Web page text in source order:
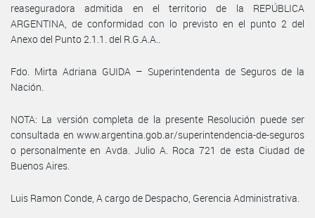
reaseguradora admitida en el territorio de la REPÚBLICA
ARGENTINA, de conformidad con lo previsto en el punto 2 del
Anexo del Punto 2.1.1. del R.G.A.A..
Fdo. Mirta Adriana GUIDA – Superintendenta de Seguros de la
Nación.
NOTA: La versión completa de la presente Resolución puede ser
consultada en www.argentina.gob.ar/superintendencia-de-seguros
o personalmente en Avda. Julio A. Roca 721 de esta Ciudad de
Buenos Aires.
Luis Ramon Conde, A cargo de Despacho, Gerencia Administrativa.